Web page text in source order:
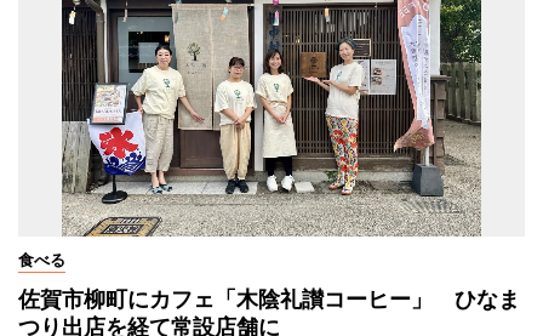
食べる
佐賀市柳町にカフェ「木陰礼讃コーヒー」 ひなま
つり出店を経て常設店舗に